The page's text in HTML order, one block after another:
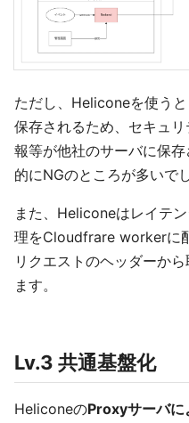
ただし、Heliconeを使う
保存されるため、セキュ
報等が他社のサーバに保
的にNGのところが多いで
また、Heliconeはレイテ
理をCloudfrare workerに
リクエストのヘッダーか
ます。
Lv.3 共通基盤化
HeliconeのProxyサーバに